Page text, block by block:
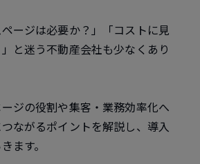
ージは必要か？」「コストに見
と迷う不動産会社も少なくあり
ジの役割や集客・業務効率化へ
ながるポイントを解説し、導入
ます。